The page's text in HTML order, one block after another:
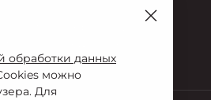
обработки данных
можно
Для